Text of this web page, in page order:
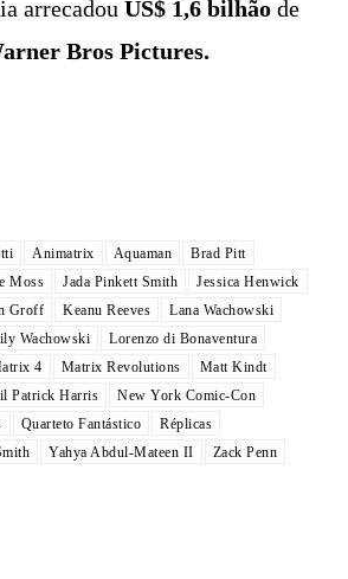
arrecadou US$ 1,6 bilhão de
Bros Pictures.
Animatrix Aquaman
Brad Pitt
Moss Jada Pinkett Smith
Jessica Henwick
Groff Keanu Reeves
Lana Wachowski
Wachowski
Lorenzo di Bonaventura
4 Matrix Revolutions
Matt Kindt
Patrick Harris
New York Comic-Con
Quarteto Fantástico
Réplicas
Yahya Abdul-Mateen II
Zack Penn